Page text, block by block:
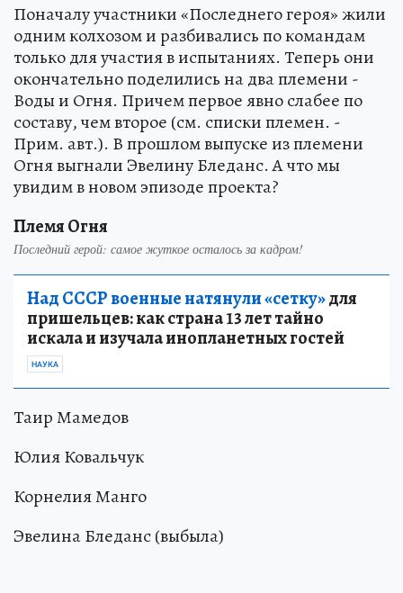
Поначалу участники «Последнего героя» жили
одним колхозом и разбивались по командам
только для участия в испытаниях. Теперь они
окончательно поделились на два племени -
Воды и Огня. Причем первое явно слабее по
составу, чем второе (см. списки племен. -
Прим. авт.). В прошлом выпуске из племени
Огня выгнали Эвелину Бледанс. А что мы
увидим в новом эпизоде проекта?
Племя Огня
Последний герой: самое жуткое осталось за кадром!
Над СССР военные натянули «сетку»для
пришельцев: как страна 13 лет тайно
искала и изучала инопланетных гостей
НАУКА
Таир Мамедов
Юлия Ковальчук
Корнелия Манго
Эвелина Бледанс (выбыла)